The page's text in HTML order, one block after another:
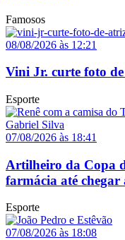
Famosos
08/08/2026 às 12:21
Vini Jr. curte foto
Esporte
07/08/2026 às 18:41
Artilheiro da Copa
farmácia até chegar
Esporte
07/08/2026 às 18:08